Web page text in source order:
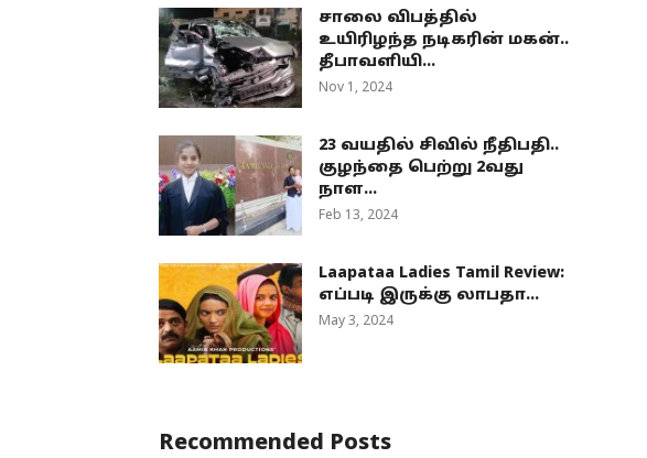
சாலை விபத்தில்
உயிரிழந்த நடிகரின் மகன்..
தீபாவளியி...
Nov 1, 2024
23 வயதில் சிவில் நீதிபதி..
குழந்தை பெற்று 2வது
நாள...
Feb 13, 2024
Laapataa Ladies Tamil Review:
எப்படி இருக்கு லாபதா...
May 3, 2024
Recommended Posts